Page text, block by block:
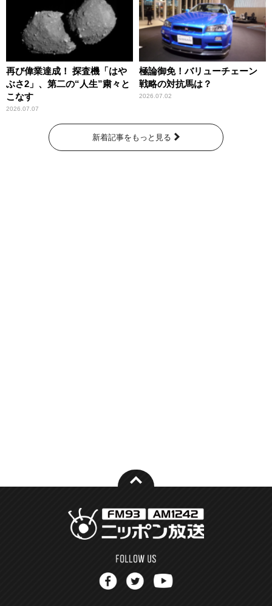
再び偉業達成！ 探査機「はや
ぶさ2」、第二の“人生”粛々と
こなす
2026.07.07
極論御免！バリューチェーン
戦略の対抗馬は？
2026.07.02
新着記事をもっと見る